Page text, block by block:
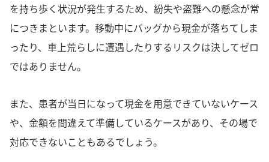
を持ち歩く状況が発生するため、紛失や盗難への懸念が常
につきまといます。移動中にバッグから現金が落ちてしま
ったり、車上荒らしに遭遇したりするリスクは決してゼロ
ではありません。
また、患者が当日になって現金を用意できていないケース
や、金額を間違えて準備しているケースがあり、その場で
対応できないこともあるでしょう。